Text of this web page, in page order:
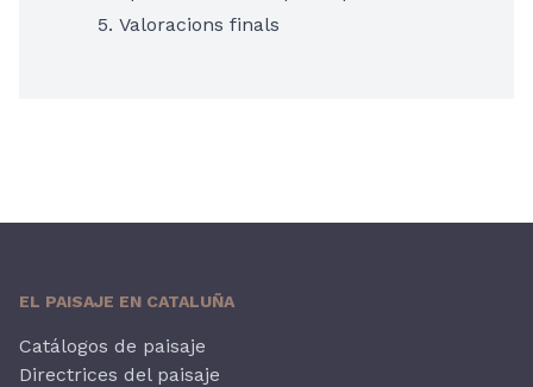
Valoracions finals
EL PAISAJE EN CATALUÑA
Catálogos de paisaje
Directrices del paisaje